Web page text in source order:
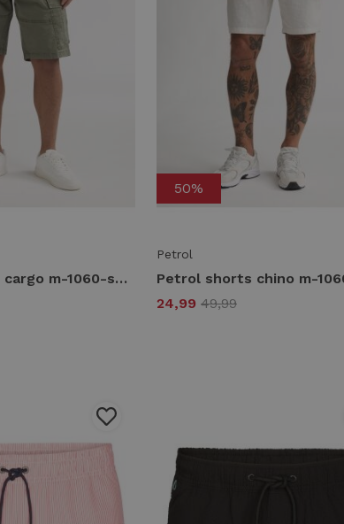
Petrol shorts cargo m-1060-sho536 Korte broeken 6134 dusty army
50%
Petrol
24,99 49,99